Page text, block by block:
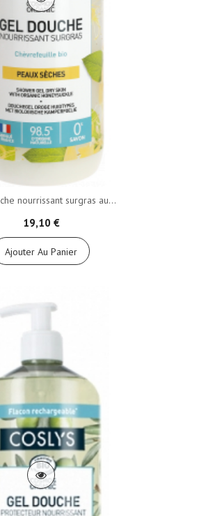
nourrissant surgras au...
19,10 €
Ajouter Au Panier